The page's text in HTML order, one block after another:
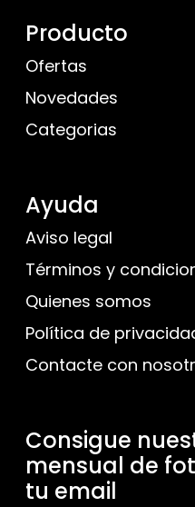
Producto
Ofertas
Novedades
Categorias
Ayuda
Aviso legal
Términos y
Quienes somos
Política de
Contacte con
Consigue
mensual de
tu email